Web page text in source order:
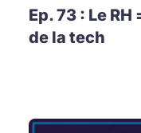
Ep. 73 : Le
de la tech